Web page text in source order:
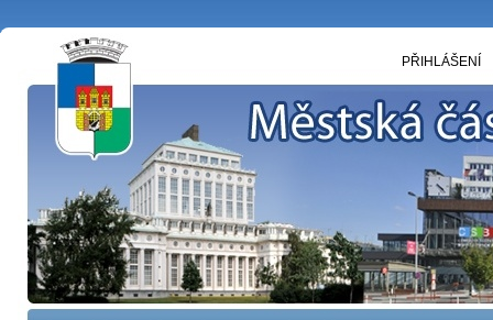
PŘIHLÁŠENÍ